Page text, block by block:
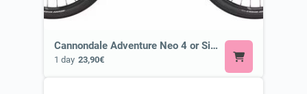
Cannondale Adventure Neo 4 or Similar
1 day 23,90€